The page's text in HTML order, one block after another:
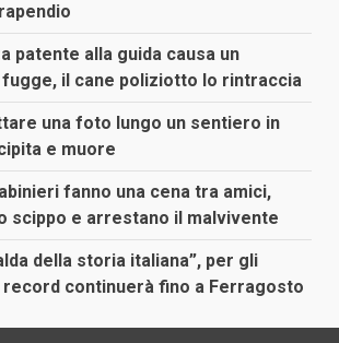
patente alla guida causa un
il cane poliziotto lo rintraccia
una foto lungo un sentiero in
e muore
fanno una cena tra amici,
scippo e arrestano il malvivente
della storia italiana”, per gli
continuerà fino a Ferragosto